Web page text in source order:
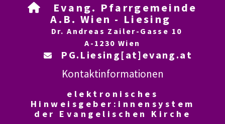

Evang. Pfarrgemeinde
A.B. Wien - Liesing
Dr. Andreas Zailer-Gasse 10
A-1230 Wien
 PG.Liesing[at]evang.at
Kontaktinformationen
elektronisches
Hinweisgeber:innensystem
der Evangelischen Kirche